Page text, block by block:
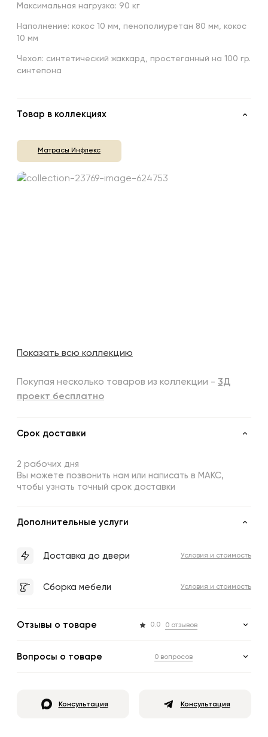
Максимальная нагрузка: 90 кг
Наполнение: кокос 10 мм, пенополиуретан 80 мм, кокос
10 мм
Чехол: синтетический жаккард, простеганный на 100 гр.
синтепона
Товар в коллекциях
Матрасы Инфлекс
Показать всю коллекцию
Покупая несколько товаров из коллекции - 3Д
проект бесплатно
Срок доставки
2 рабочих дня
Вы можете позвонить нам или написать в МАКС,
чтобы узнать точный срок доставки
Дополнительные услуги
Доставка до двери Условия и стоимость
Сборка мебели Условия и стоимость
Отзывы о товаре 0.0 0 отзывов
Вопросы о товаре 0 вопросов
Консультация Консультация